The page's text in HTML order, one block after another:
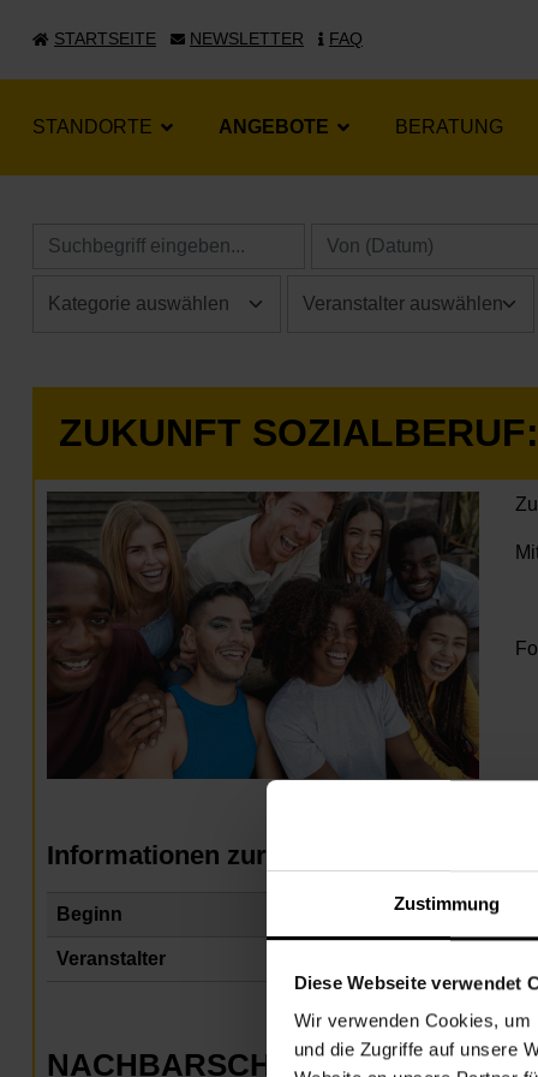
Zustimmung
Diese Webseite verwendet
Wir verwenden Cookies,
und die Zugriffe auf unsere
STARTSEITE NEWSLETTER FAQ
STANDORTE ANGEBOTE BERATUNG
ZUKUNFT
Informationen zur Veranstaltung
Beginn
Veranstalter
NACHBARSCHAFTSZENTRUM